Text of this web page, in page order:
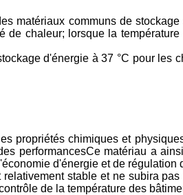
matériaux communs de
chaleur; lorsque la
d'énergie à 37 °C pour
propriétés chimiques et
performancesCe matériau a
d'énergie et de régulation
stable et ne subira
de la température des